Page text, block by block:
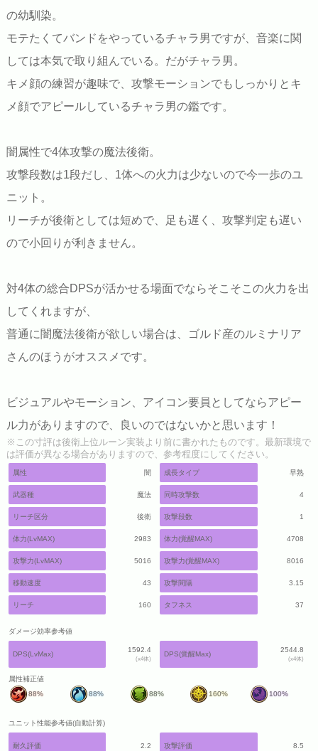
の幼馴染。
モテたくてバンドをやっているチャラ男ですが、音楽に関
しては本気で取り組んでいる。だがチャラ男。
キメ顔の練習が趣味で、攻撃モーションでもしっかりとキ
メ顔でアピールしているチャラ男の鑑です。
闇属性で4体攻撃の魔法後衛。
攻撃段数は1段だし、1体への火力は少ないので今一歩のユ
ニット。
リーチが後衛としては短めで、足も遅く、攻撃判定も遅い
ので小回りが利きません。
対4体の総合DPSが活かせる場面でならそこそこの火力を出
してくれますが、
普通に闇魔法後衛が欲しい場合は、ゴルド産のルミナリア
さんのほうがオススメです。
ビジュアルやモーション、アイコン要員としてならアピー
ル力がありますので、良いのではないかと思います！
※この寸評は後衛上位ルーン実装より前に書かれたものです。最新環境で
は評価が異なる場合がありますので、参考程度にしてください。
属性 闇 成長タイプ 早熟
武器種 魔法 同時攻撃数 4
リーチ区分 後衛 攻撃段数 1
体力(LvMAX) 2983 体力(覚醒MAX) 4708
攻撃力(LvMAX) 5016 攻撃力(覚醒MAX) 8016
移動速度 43 攻撃間隔 3.15
リーチ 160 タフネス 37
ダメージ効率参考値
DPS(LvMax)
1592.4
(x4体)
DPS(覚醒Max)
2544.8
(x4体)
属性補正値
88%
88% 88% 160% 100%
ユニット性能参考値(自動計算)
耐久評価 2.2 攻撃評価 8.5